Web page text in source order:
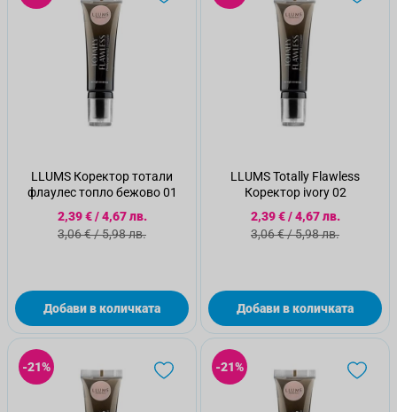
LLUMS Коректор тотали
флаулес топло бежово 01
Специална цена
2,39 €/4,67 лв.
Стандартна цена
3,06 €/5,98 лв.
Добави в количката
LLUMS Totally Flawless
Коректор ivory 02
Специална цена
2,39 €/4,67 лв.
Стандартна цена
3,06 €/5,98 лв.
Добави в количката
-21% -21%